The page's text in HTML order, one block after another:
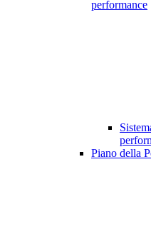
performance
Piano della